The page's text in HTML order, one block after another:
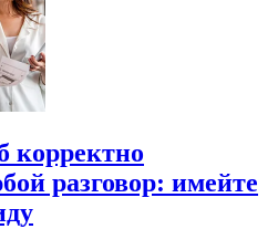
корректно
разговор: имейте